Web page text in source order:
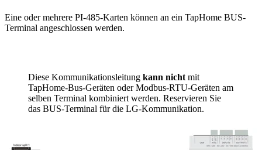
Eine oder mehrere PI-485-Karten können an ein TapHome BUS-
Terminal angeschlossen werden.
Diese Kommunikationsleitung kann nicht mit
TapHome-Bus-Geräten oder Modbus-RTU-Geräten am
selben Terminal kombiniert werden. Reservieren Sie
das BUS-Terminal für die LG-Kommunikation.